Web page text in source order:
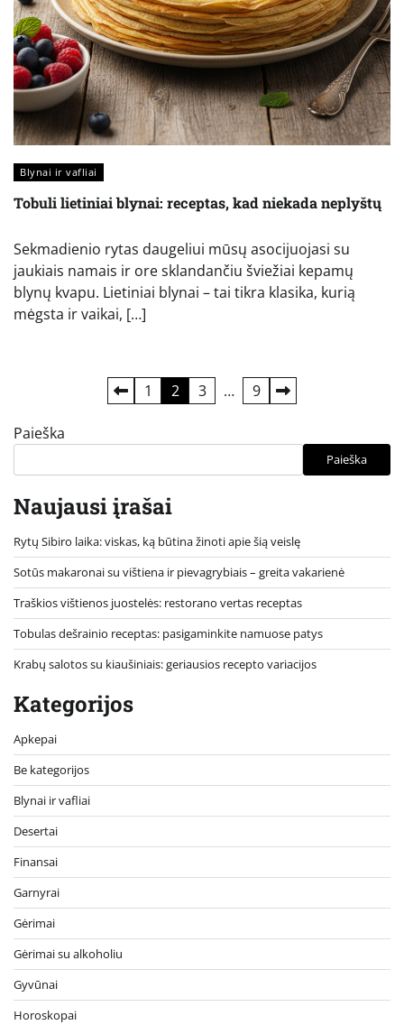
Blynai ir vafliai
Tobuli lietiniai blynai: receptas, kad niekada neplyštų
Sekmadienio rytas daugeliui mūsų asocijuojasi su
jaukiais namais ir ore sklandančiu šviežiai kepamų
blynų kvapu. Lietiniai blynai – tai tikra klasika, kurią
mėgsta ir vaikai, […]
puslapiavimas
1 2 3 … 9
Paieška
Paieška
Naujausi įrašai
Rytų Sibiro laika: viskas, ką būtina žinoti apie šią veislę
Sotūs makaronai su vištiena ir pievagrybiais – greita vakarienė
Traškios vištienos juostelės: restorano vertas receptas
Tobulas dešrainio receptas: pasigaminkite namuose patys
Krabų salotos su kiaušiniais: geriausios recepto variacijos
Kategorijos
Apkepai
Be kategorijos
Blynai ir vafliai
Desertai
Finansai
Garnyrai
Gėrimai
Gėrimai su alkoholiu
Gyvūnai
Horoskopai